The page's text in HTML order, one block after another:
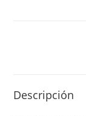
Descripción